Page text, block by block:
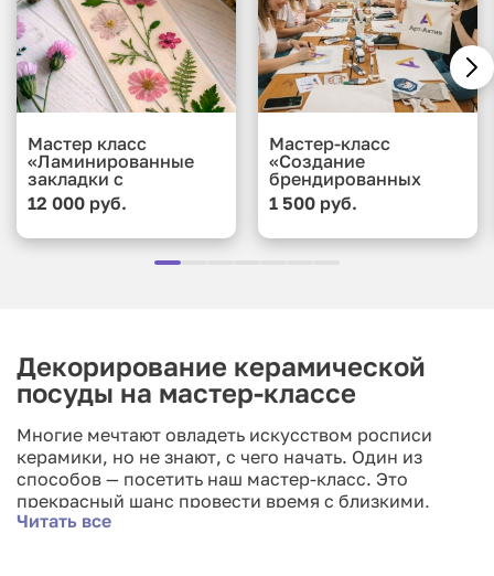
Мастер класс
«Ламинированные
закладки с
сухоцветами и
коллажами»
12 000 руб.
Мастер-класс
«Создание
брендированных
подушек»
1 500 руб.
Декорирование керамической
посуды на мастер-классе
Многие мечтают овладеть искусством росписи
керамики, но не знают, с чего начать. Один из
способов — посетить наш мастер-класс. Это
прекрасный шанс провести время с близкими,
обучиться новому навыку и развить творческие
Читать все